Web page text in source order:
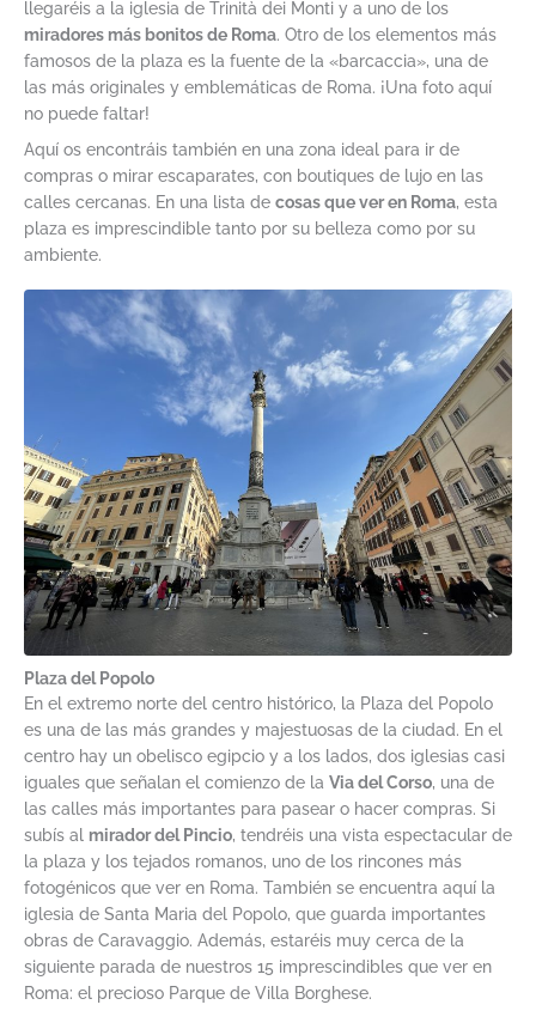
llegaréis a la iglesia de Trinità dei Monti y a uno de los
miradores más bonitos de Roma. Otro de los elementos más
famosos de la plaza es la fuente de la «barcaccia», una de
las más originales y emblemáticas de Roma. ¡Una foto aquí
no puede faltar!
Aquí os encontráis también en una zona ideal para ir de
compras o mirar escaparates, con boutiques de lujo en las
calles cercanas. En una lista de cosas que ver en Roma, esta
plaza es imprescindible tanto por su belleza como por su
ambiente.
Plaza del Popolo
En el extremo norte del centro histórico, la Plaza del Popolo
es una de las más grandes y majestuosas de la ciudad. En el
centro hay un obelisco egipcio y a los lados, dos iglesias casi
iguales que señalan el comienzo de la Via del Corso, una de
las calles más importantes para pasear o hacer compras. Si
subís al mirador del Pincio, tendréis una vista espectacular de
la plaza y los tejados romanos, uno de los rincones más
fotogénicos que ver en Roma. También se encuentra aquí la
iglesia de Santa Maria del Popolo, que guarda importantes
obras de Caravaggio. Además, estaréis muy cerca de la
siguiente parada de nuestros 15 imprescindibles que ver en
Roma: el precioso Parque de Villa Borghese.